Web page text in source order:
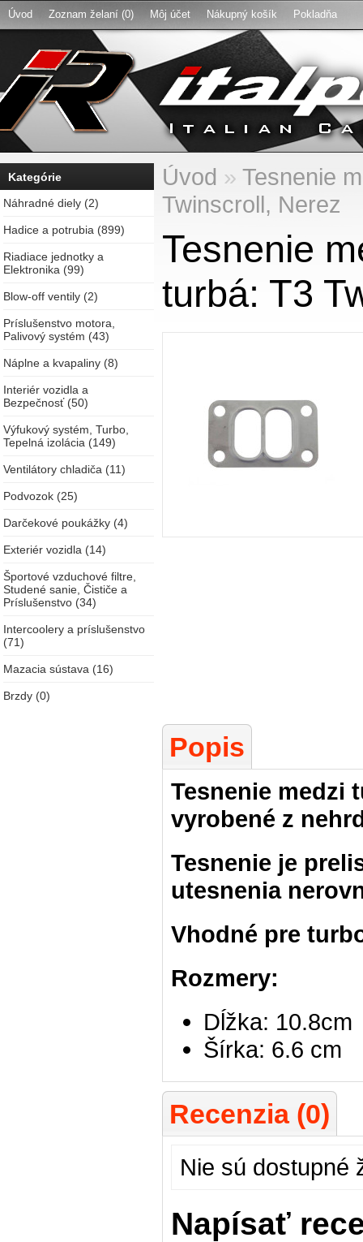
Úvod Zoznam želaní (0) Môj účet Nákupný košík Pokladňa
Kategórie
Náhradné diely (2)
Hadice a potrubia (899)
Riadiace jednotky a
Elektronika (99)
Blow-off ventily (2)
Príslušenstvo motora,
Palivový systém (43)
Náplne a kvapaliny (8)
Interiér vozidla a
Bezpečnosť (50)
Výfukový systém, Turbo,
Tepelná izolácia (149)
Ventilátory chladiča (11)
Podvozok (25)
Darčekové poukážky (4)
Exteriér vozidla (14)
Športové vzduchové filtre,
Studené sanie, Čističe a
Príslušenstvo (34)
Intercoolery a príslušenstvo
(71)
Mazacia sústava (16)
Brzdy (0)
Úvod » Tesnenie
Twinscroll, Nerez
Tesnenie
turbá: T3
Popis
Tesnenie medzi
vyrobené z
Tesnenie je
utesnenia
Vhodné pre
Rozmery:
Dĺžka: 10.8cm
Šírka: 6.6 cm
Recenzia (0)
Nie sú dostupné
Napísať